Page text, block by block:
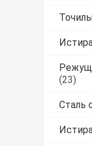
(23)
Сталь